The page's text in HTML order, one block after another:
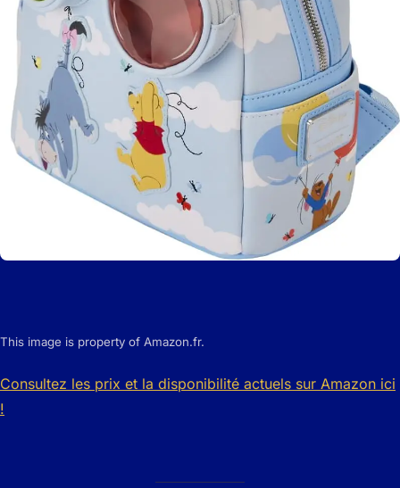
This image is property of Amazon.fr.
Consultez les prix et la disponibilité actuels sur Amazon ici
!